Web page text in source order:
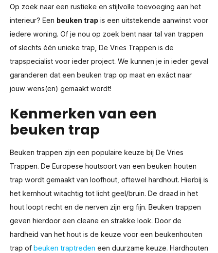
Op zoek naar een rustieke en stijlvolle toevoeging aan het
interieur? Een beuken trap is een uitstekende aanwinst voor
iedere woning. Of je nou op zoek bent naar tal van trappen
of slechts één unieke trap, De Vries Trappen is de
trapspecialist voor ieder project. We kunnen je in ieder geval
garanderen dat een beuken trap op maat en exáct naar
jouw wens(en) gemaakt wordt!
Kenmerken van een
beuken trap
Beuken trappen zijn een populaire keuze bij De Vries
Trappen. De Europese houtsoort van een beuken houten
trap wordt gemaakt van loofhout, oftewel hardhout. Hierbij is
het kernhout witachtig tot licht geel/bruin. De draad in het
hout loopt recht en de nerven zijn erg fijn. Beuken trappen
geven hierdoor een cleane en strakke look. Door de
hardheid van het hout is de keuze voor een beukenhouten
trap of beuken traptreden een duurzame keuze. Hardhouten